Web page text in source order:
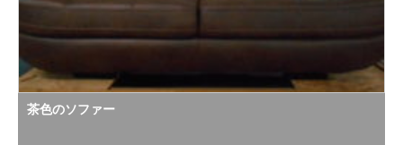
茶色のソファー